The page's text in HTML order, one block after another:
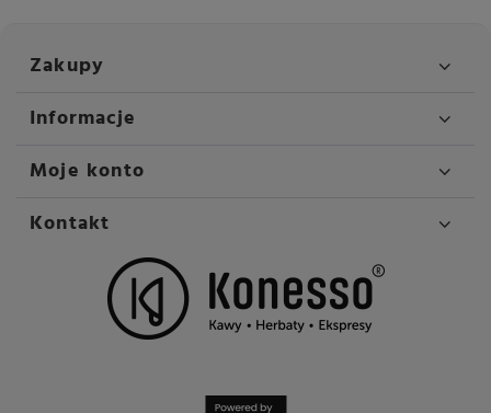
Zakupy
Informacje
Moje konto
Kontakt